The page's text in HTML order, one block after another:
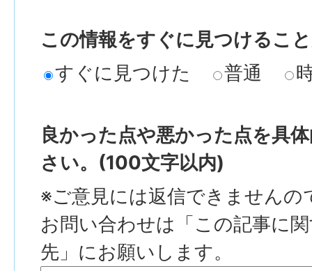
この情報をすぐに見つけるこ
すぐに見つけた
普通
良かった点や悪かった点を具
さい。(100文字以内)
※ご意見には返信できませんの
お問い合わせは「この記事に
先」にお願いします。